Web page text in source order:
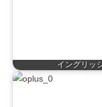
イングリッ